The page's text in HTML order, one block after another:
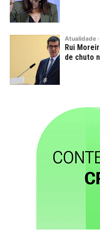
Atualidade ·
Rui
de chuto